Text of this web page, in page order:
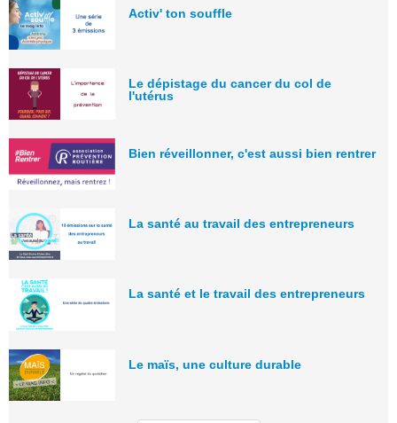
Activ' ton souffle
Le dépistage du cancer du col de
l'utérus
Bien réveillonner, c'est aussi bien rentrer
La santé au travail des entrepreneurs
La santé et le travail des entrepreneurs
Le maïs, une culture durable